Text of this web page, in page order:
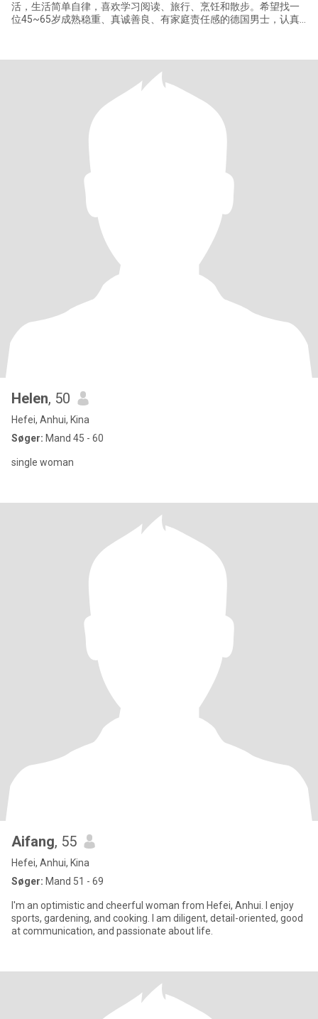
活，生活简单自律，喜欢学习阅读、旅行、烹饪和散步。希望找一
位45~65岁成熟稳重、真诚善良、有家庭责任感的德国男士，认真
Helen, 50
Hefei, Anhui, Kina
Søger: Mand 45 - 60
single woman
Aifang, 55
Hefei, Anhui, Kina
Søger: Mand 51 - 69
I'm an optimistic and cheerful woman from Hefei, Anhui. I enjoy
sports, gardening, and cooking. I am diligent, detail-oriented, good
at communication, and passionate about life.